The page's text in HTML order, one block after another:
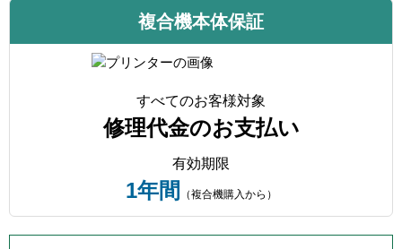
複合機本体保証
すべてのお客様対象
修理代金のお支払い
有効期限
1年間 （複合機購入から）